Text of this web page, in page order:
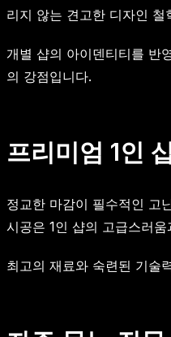
리지 않는 견고한 디자인
개별 샵의 아이덴티티를 반
의 강점입니다.
프리미엄 1인
정교한 마감이 필수적인 고
시공은 1인 샵의 고급스러
최고의 재료와 숙련된 기술